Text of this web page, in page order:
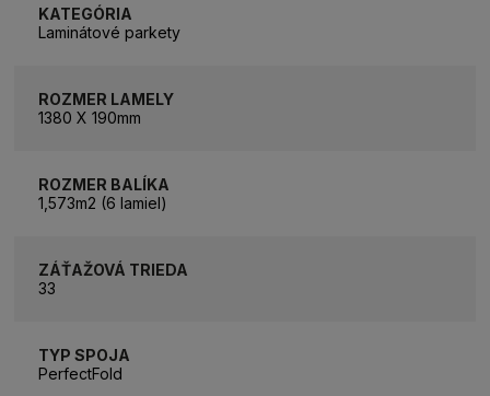
KATEGÓRIA
Laminátové parkety
ROZMER LAMELY
1380 X 190mm
ROZMER BALÍKA
1,573m2 (6 lamiel)
ZÁŤAŽOVÁ TRIEDA
33
TYP SPOJA
PerfectFold